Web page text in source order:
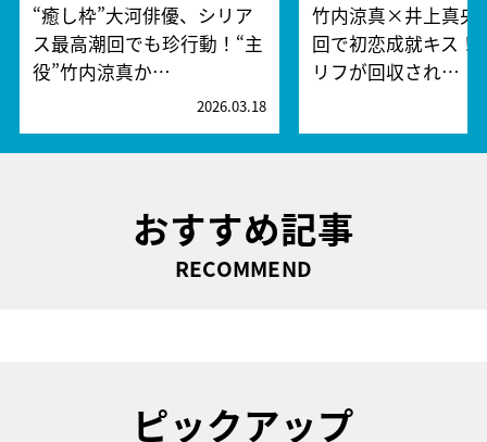
“癒し枠”大河俳優、シリア
ス最高潮回でも珍行動！“主
役”竹内涼真か…
2026.03.18
竹内涼真×井上真央
回で初恋成就キス！
リフが回収され…
おすすめ記事
RECOMMEND
ピックアップ